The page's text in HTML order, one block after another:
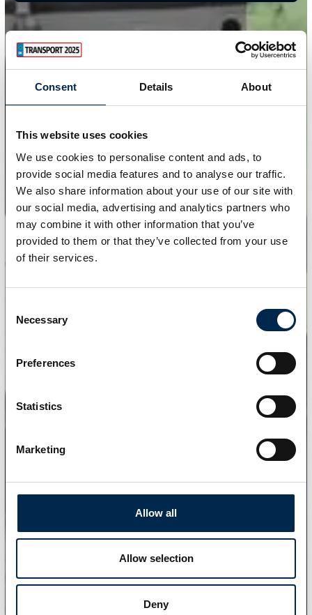
Consent Details About
This website uses cookies
We use cookies to personalise content and ads, to
provide social media features and to analyse our traffic.
We also share information about your use of our site with
our social media, advertising and analytics partners who
may combine it with other information that you’ve
provided to them or that they’ve collected from your use
of their services.
Selection
Necessary
Preferences
Statistics
Marketing
Allow all
Allow selection
Deny